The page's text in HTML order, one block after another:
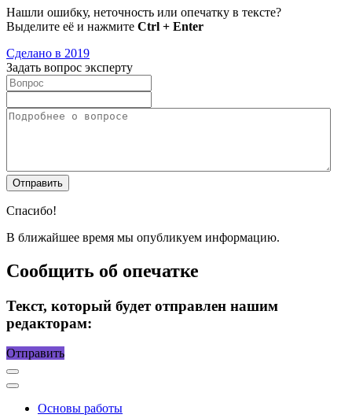
Нашли ошибку, неточность или опечатку в тексте?
Выделите её и нажмите Ctrl + Enter
Сделано в 2019
Задать вопрос эксперту
Спасибо!
В ближайшее время мы опубликуем информацию.
Сообщить об опечатке
Текст, который будет отправлен нашим
редакторам:
Отправить
Основы работы